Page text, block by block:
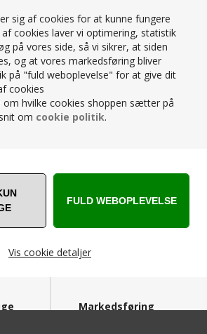
sig af cookies for at kunne fungere
cookies laver vi optimering, statistik
på vores side, så vi sikrer, at siden
og at vores markedsføring bliver
på "fuld weboplevelse" for at give dit
cookies
hvilke cookies shoppen sætter på
om cookie politik.
Vis cookie detaljer
Markedsføring
OS HER